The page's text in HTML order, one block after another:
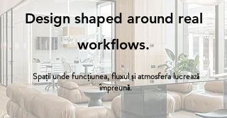
Design shaped around real
workflows.
Spații unde funcțiunea, fluxul și atmosfera lucrează
împreună.